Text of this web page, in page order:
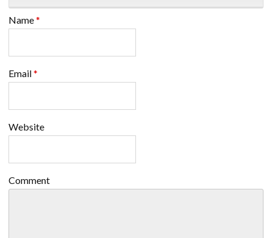
Name*
Email*
Website
Comment